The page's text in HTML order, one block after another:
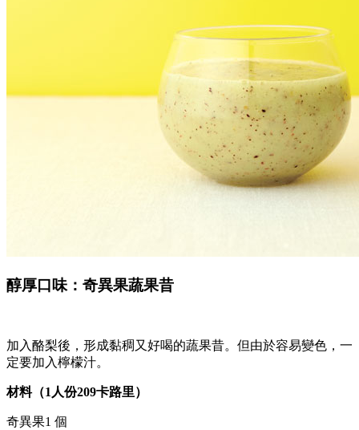
醇厚口味：奇異果蔬果昔
加入酪梨後，形成黏稠又好喝的蔬果昔。但由於容易變色，一
定要加入檸檬汁。
材料（1人份209卡路里）
奇異果1 個